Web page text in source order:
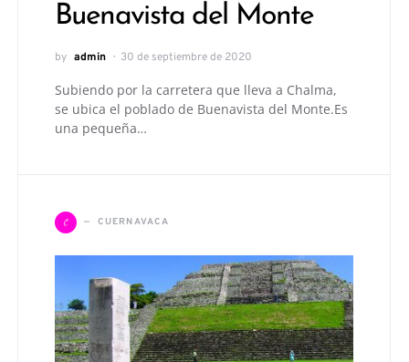
Buenavista del Monte
by admin 30 de septiembre de 2020
Subiendo por la carretera que lleva a Chalma,
se ubica el poblado de Buenavista del Monte.Es
una pequeña…
C CUERNAVACA